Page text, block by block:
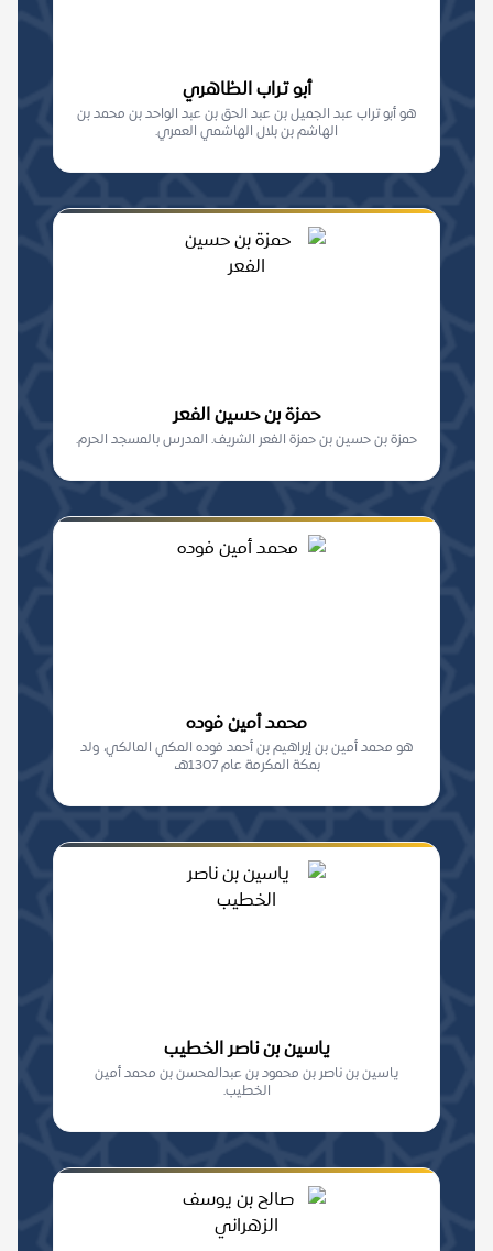
أبو تراب الظاهري
هو أبو تراب عبد الجميل بن عبد الحق بن عبد الواحد بن محمد بن
الهاشم بن بلال الهاشمي العمري.
حمزة بن حسين الفعر
حمزة بن حسين بن حمزة الفعر الشريف. المدرس بالمسجد الحرم.
محمد أمين فوده
هو محمد أمين بن إبراهيم بن أحمد فوده المكي المالكي، ولد
بمكة المكرمة عام 1307هـ،
ياسين بن ناصر الخطيب
ياسين بن ناصر بن محمود بن عبدالمحسن بن محمد أمين
الخطيب.